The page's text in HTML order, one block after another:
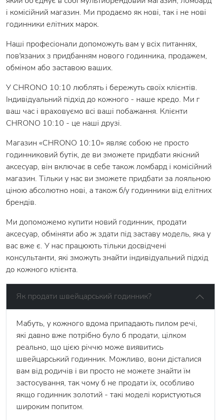
і комісійний магазин. Ми продаємо як нові, так і не нові
годинники елітних марок.
Наші професіонали допоможуть вам у всіх питаннях,
пов'язаних з придбанням нового годинника, продажем,
обміном або заставою ваших.
У CHRONO 10:10 люблять і бережуть своїх клієнтів.
Індивідуальний підхід до кожного - наше кредо. Ми г
ваш час і враховуємо всі ваші побажання. Клієнти
CHRONO 10:10 - це наші друзі.
Магазин «CHRONO 10:10» являє собою не просто
годинниковий бутік, де ви зможете придбати якісний
аксесуар, він включає в себе також ломбард і комісійний
магазин. Тільки у нас ви зможете придбати за лояльною
ціною абсолютно нові, а також б/у годинники від елітних
брендів.
Ми допоможемо купити новий годинник, продати
аксесуар, обміняти або ж здати під заставу модель, яка у
вас вже є. У нас працюють тільки досвідчені
консультанти, які зможуть знайти індивідуальний підхід
до кожного клієнта.
Як продати швейцарський годинник?
Мабуть, у кожного вдома припадають пилом речі,
які давно вже потрібно було б продати, цілком
реально, що цією річчю може виявитись
швейцарський годинник. Можливо, вони дісталися
вам від родичів і ви просто не можете знайти їм
застосування, так чому б не продати їх, особливо
якщо годинник золотий - такі моделі користуються
широким попитом.